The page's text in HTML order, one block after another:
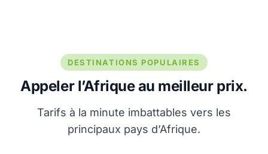
DESTINATIONS POPULAIRES
Appeler l’Afrique au meilleur prix.
Tarifs à la minute imbattables vers les
principaux pays d’Afrique.